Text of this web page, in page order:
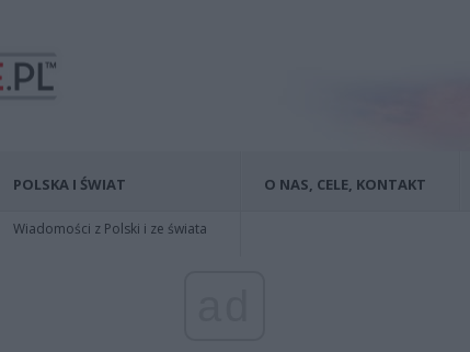
POLSKA I ŚWIAT
Wiadomości z Polski i ze świata
O NAS, CELE, KONTAKT